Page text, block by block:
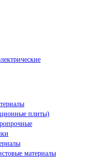
плиты)
материалы